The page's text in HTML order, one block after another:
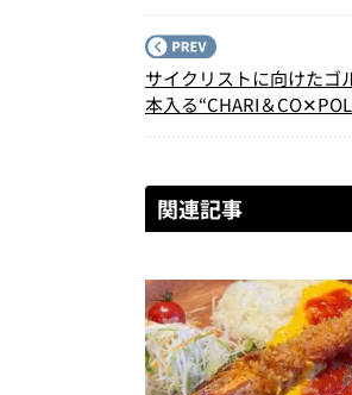
サイクリストに向けたゴ
本入る“CHARI＆
関連記事